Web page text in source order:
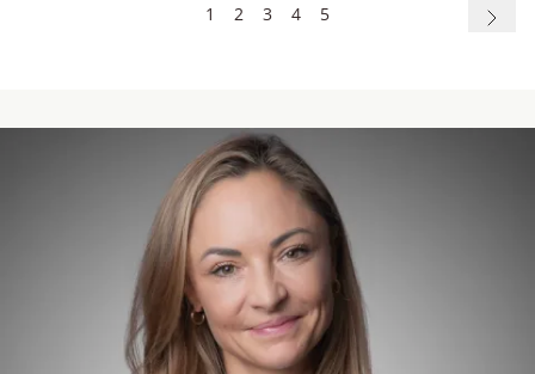
1 2 3 4 5